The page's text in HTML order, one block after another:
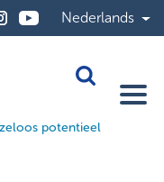
Nederlands
potentieel
Toggle